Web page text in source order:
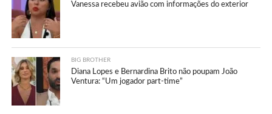
Vanessa recebeu avião com informações do exterior
BIG BROTHER
Diana Lopes e Bernardina Brito não poupam João
Ventura: “Um jogador part-time”